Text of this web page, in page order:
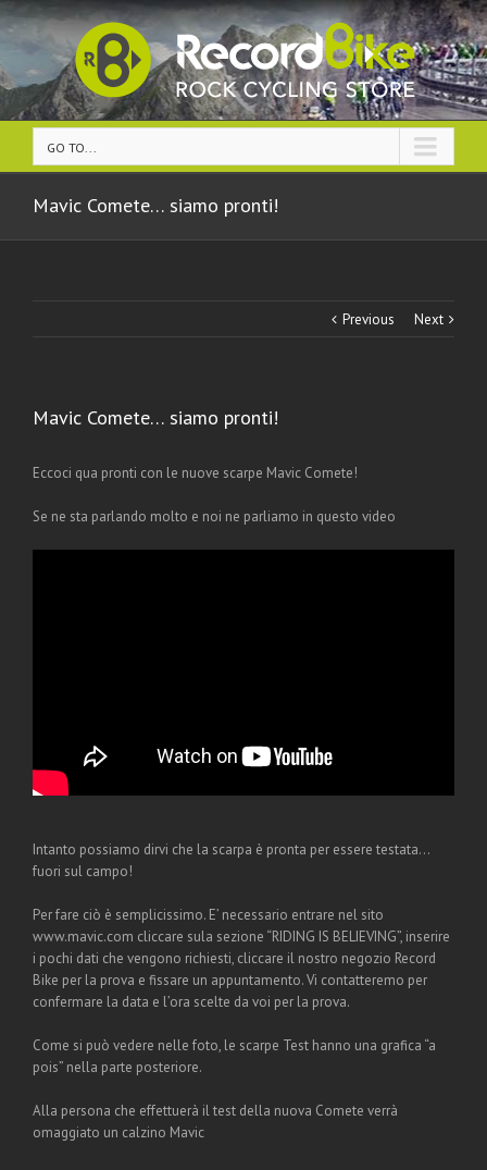
GO TO...
Mavic Comete… siamo pronti!
Previous Next
Mavic Comete… siamo pronti!
Eccoci qua pronti con le nuove scarpe Mavic Comete!
Se ne sta parlando molto e noi ne parliamo in questo video
Intanto possiamo dirvi che la scarpa è pronta per essere testata…
fuori sul campo!
Per fare ciò è semplicissimo. E’ necessario entrare nel sito
www.mavic.com cliccare sula sezione “RIDING IS BELIEVING”, inserire
i pochi dati che vengono richiesti, cliccare il nostro negozio Record
Bike per la prova e fissare un appuntamento. Vi contatteremo per
confermare la data e l’ora scelte da voi per la prova.
Come si può vedere nelle foto, le scarpe Test hanno una grafica “a
pois” nella parte posteriore.
Alla persona che effettuerà il test della nuova Comete verrà
omaggiato un calzino Mavic